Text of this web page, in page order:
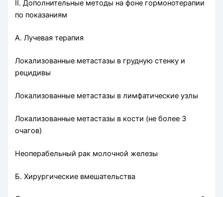
II. Дополнительные методы на фоне гормонотерапии
по показаниям
А. Лучевая терапия
Локализованные метастазы в грудную стенку и
рецидивы
Локализованные метастазы в лимфатические узлы
Локализованные метастазы в кости (не более 3
очагов)
Неоперабельный рак молочной железы
Б. Хирургические вмешательства